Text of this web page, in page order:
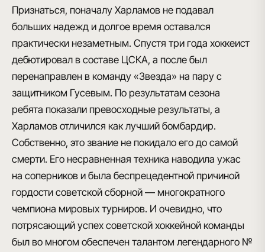
Признаться, поначалу Харламов не подавал
больших надежд и долгое время оставался
практически незаметным. Спустя три года хоккеист
дебютировал в составе ЦСКА, а после был
перенаправлен в команду «Звезда» на пару с
защитником Гусевым. По результатам сезона
ребята показали превосходные результаты, а
Харламов отличился как лучший бомбардир.
Собственно, это звание не покидало его до самой
смерти. Его несравненная техника наводила ужас
на соперников и была беспрецедентной причиной
гордости советской сборной — многократного
чемпиона мировых турниров. И очевидно, что
потрясающий успех советской хоккейной команды
был во многом обеспечен талантом легендарного №